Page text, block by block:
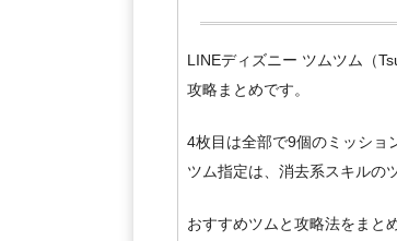
LINEディズニー ツムツム（
攻略まとめです。
4枚目は全部で9個のミッショ
ツム指定は、消去系スキルの
おすすめツムと攻略法をまと